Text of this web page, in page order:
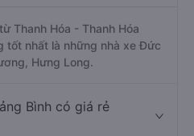
Thanh Hóa - Thanh Hóa
tốt nhất là những nhà xe Đức
Hưng Long.
Bình có giá rẻ